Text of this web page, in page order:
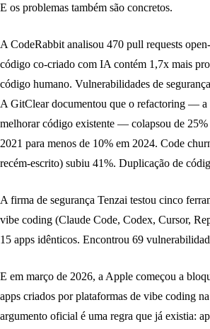
E os problemas também são concretos.
A CodeRabbit analisou 470 pull requests
código co-criado com IA contém 1,7x mais
código humano. Vulnerabilidades de
A GitClear documentou que o refactoring — a
melhorar código existente — colapsou de 25%
2021 para menos de 10% em 2024. Code
recém-escrito) subiu 41%. Duplicação de
A firma de segurança Tenzai testou cinco
vibe coding (Claude Code, Codex, Cursor,
15 apps idênticos. Encontrou 69
E em março de 2026, a Apple começou a
apps criados por plataformas de vibe coding
argumento oficial é uma regra que já existia: